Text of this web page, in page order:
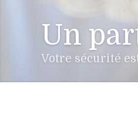
Un
Votre sécurité